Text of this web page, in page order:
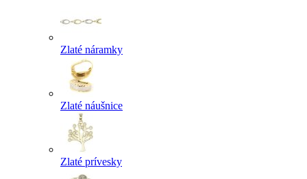
Zlaté náramky
Zlaté náušnice
Zlaté prívesky